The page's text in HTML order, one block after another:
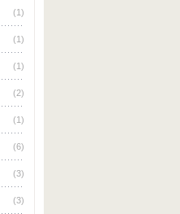
(1)
(1)
(1)
(2)
(1)
(6)
(3)
(3)